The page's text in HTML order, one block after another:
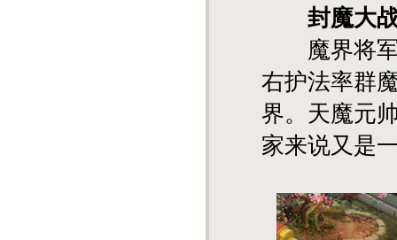
封魔大
魔界将军
右护法率群
界。天魔元
家来说又是